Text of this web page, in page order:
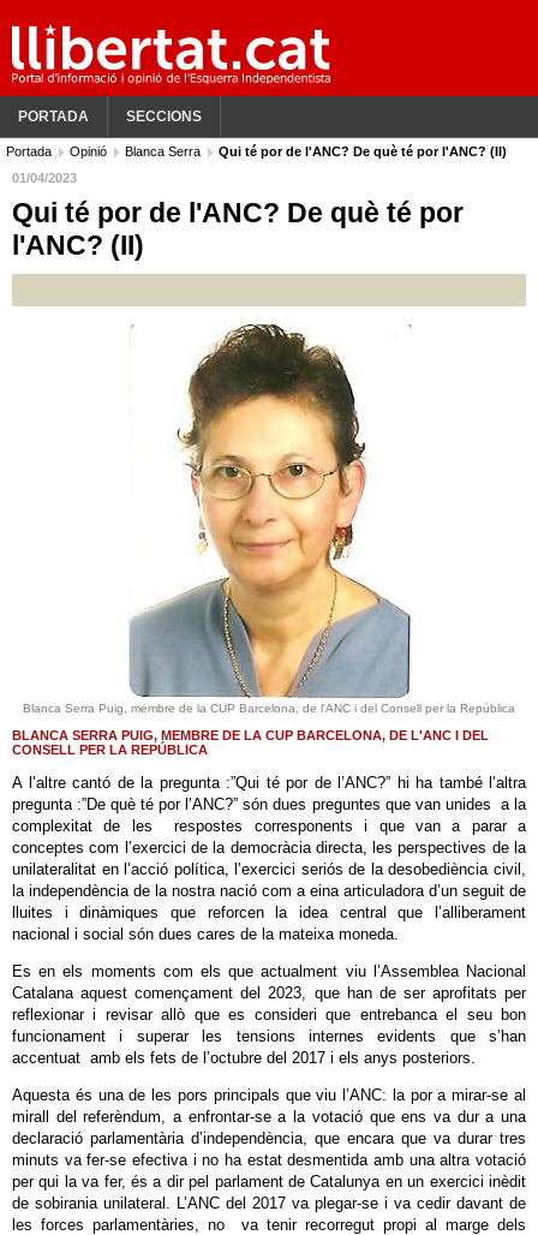
PORTADA SECCIONS
Portada Opinió Blanca Serra
Qui té por de l'ANC? De què té por l'ANC? (II)
01/04/2023
Qui té por de l'ANC? De què té por
l'ANC? (II)
Blanca Serra Puig, membre de la CUP Barcelona, de l'ANC i del Consell per la República
BLANCA SERRA PUIG, MEMBRE DE LA CUP BARCELONA, DE L'ANC I DEL
CONSELL PER LA REPÚBLICA
A l’altre cantó de la pregunta :”Qui té por de l’ANC?” hi ha també l’altra
pregunta :”De què té por l’ANC?” són dues preguntes que van unides a la
complexitat de les respostes corresponents i que van a parar a
conceptes com l’exercici de la democràcia directa, les perspectives de la
unilateralitat en l’acció política, l’exercici seriós de la desobediència civil,
la independència de la nostra nació com a eina articuladora d’un seguit de
lluites i dinàmiques que reforcen la idea central que l’alliberament
nacional i social són dues cares de la mateixa moneda.
Es en els moments com els que actualment viu l’Assemblea Nacional
Catalana aquest començament del 2023, que han de ser aprofitats per
reflexionar i revisar allò que es consideri que entrebanca el seu bon
funcionament i superar les tensions internes evidents que s’han
accentuat amb els fets de l’octubre del 2017 i els anys posteriors.
Aquesta és una de les pors principals que viu l’ANC: la por a mirar-se al
mirall del referèndum, a enfrontar-se a la votació que ens va dur a una
declaració parlamentària d’independència, que encara que va durar tres
minuts va fer-se efectiva i no ha estat desmentida amb una altra votació
per qui la va fer, és a dir pel parlament de Catalunya en un exercici inèdit
de sobirania unilateral. L’ANC del 2017 va plegar-se i va cedir davant de
les forces parlamentàries, no va tenir recorregut propi al marge dels